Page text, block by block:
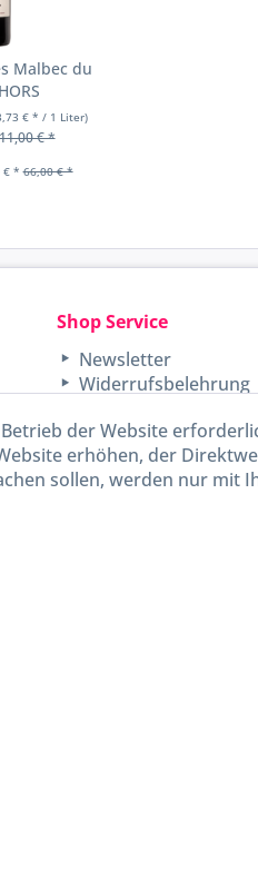
Malbec du
€ * / 1 Liter)
€ *
€ * 66,00 € *
Shop Service
Newsletter
Widerrufsbelehrung
Lieferinformationen
der Website
erhöhen, der
sollen, werden nur mit